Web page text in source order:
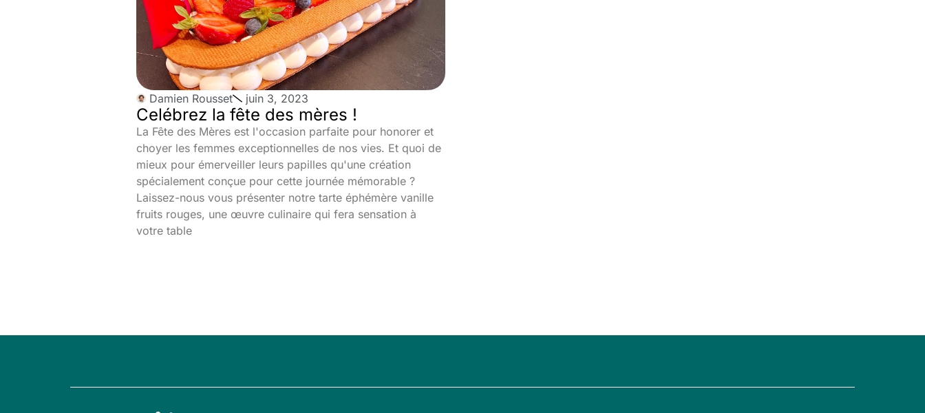
Damien Rousset juin 3, 2023
Celébrez la fête des mères !
La Fête des Mères est l'occasion parfaite pour honorer et
choyer les femmes exceptionnelles de nos vies. Et quoi de
mieux pour émerveiller leurs papilles qu'une création
spécialement conçue pour cette journée mémorable ?
Laissez-nous vous présenter notre tarte éphémère vanille
fruits rouges, une œuvre culinaire qui fera sensation à
votre table